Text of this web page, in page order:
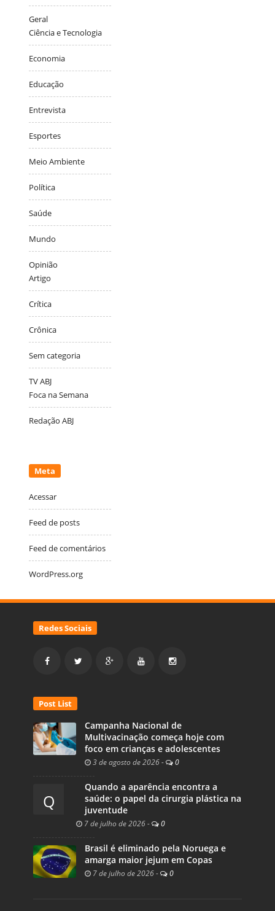
Geral
Ciência e Tecnologia
Economia
Educação
Entrevista
Esportes
Meio Ambiente
Política
Saúde
Mundo
Opinião
Artigo
Crítica
Crônica
Sem categoria
TV ABJ
Foca na Semana
Redação ABJ
Meta
Acessar
Feed de posts
Feed de comentários
WordPress.org
Redes Sociais
Post List
Campanha Nacional de
Multivacinação começa hoje com
foco em crianças e adolescentes
3 de agosto de 2026 - 0
Q
Quando a aparência encontra a
saúde: o papel da cirurgia plástica na
juventude
7 de julho de 2026 - 0
Brasil é eliminado pela Noruega e
amarga maior jejum em Copas
7 de julho de 2026 - 0